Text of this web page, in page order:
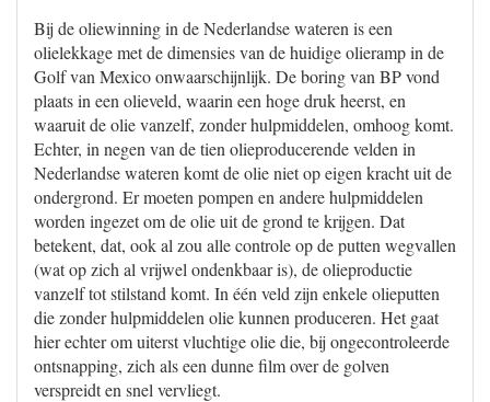
Bij de oliewinning in de Nederlandse wateren is een
olielekkage met de dimensies van de huidige olieramp in de
Golf van Mexico onwaarschijnlijk. De boring van BP vond
plaats in een olieveld, waarin een hoge druk heerst, en
waaruit de olie vanzelf, zonder hulpmiddelen, omhoog komt.
Echter, in negen van de tien olieproducerende velden in
Nederlandse wateren komt de olie niet op eigen kracht uit de
ondergrond. Er moeten pompen en andere hulpmiddelen
worden ingezet om de olie uit de grond te krijgen. Dat
betekent, dat, ook al zou alle controle op de putten wegvallen
(wat op zich al vrijwel ondenkbaar is), de olieproductie
vanzelf tot stilstand komt. In één veld zijn enkele olieputten
die zonder hulpmiddelen olie kunnen produceren. Het gaat
hier echter om uiterst vluchtige olie die, bij ongecontroleerde
ontsnapping, zich als een dunne film over de golven
verspreidt en snel vervliegt.